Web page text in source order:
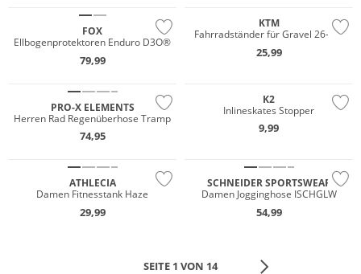
FOX
Ellbogenprotektoren Enduro D3O®
79,99
KTM
Fahrradständer für Gravel 26-29"
25,99
PRO-X ELEMENTS
Herren Rad Regenüberhose Tramp
74,95
K2
Inlineskates Stopper
9,99
ATHLECIA
Damen Fitnesstank Haze
29,99
SCHNEIDER SPORTSWEAR
Damen Jogginghose ISCHGLW
54,99
SEITE 1 VON 14